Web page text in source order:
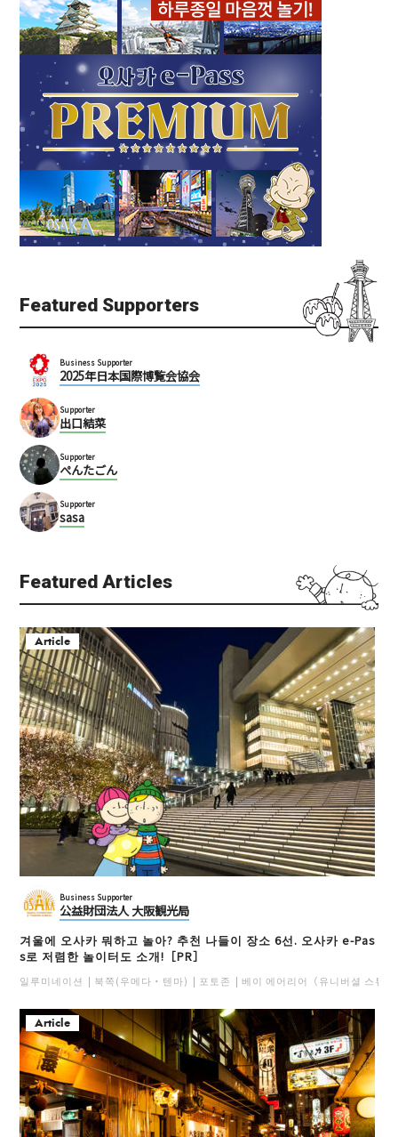
Featured Supporters
Business Supporter
2025年日本国際博覧会協会
Supporter
出口結菜
Supporter
ぺんたごん
Supporter
sasa
Featured Articles
Article
Business Supporter
公益財団法人 大阪観光局
겨울에 오사카 뭐하고 놀아? 추천 나들이 장소 6선. 오사카 e-Pas
s로 저렴한 놀이터도 소개!［PR］
일루미네이션 북쪽(우메다・텐마) 포토존 베이 에어리어（유니버셜 스튜
Article